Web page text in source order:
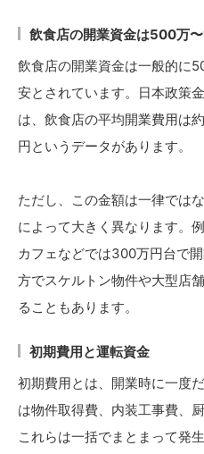
飲食店の開業資金は500万
飲食店の開業資金は一般的に
安とされています。日本政策
は、飲食店の平均開業費用は
円というデータがあります。
ただし、この金額は一律では
によって大きく異なります。
カフェなどでは300万円台で
方でスケルトン物件や大型店
ることもあります。
初期費用と運転資金
初期費用とは、開業時に一度
は物件取得費、内装工事費、
これらは一括でまとまって発